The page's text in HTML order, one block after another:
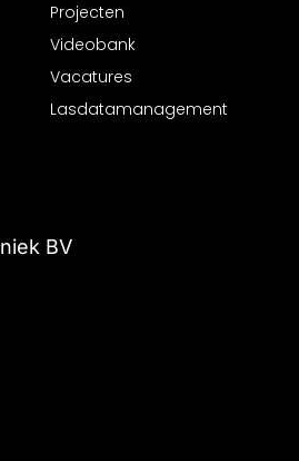
BV
Projecten
Videobank
Vacatures
Lasdatamanagement